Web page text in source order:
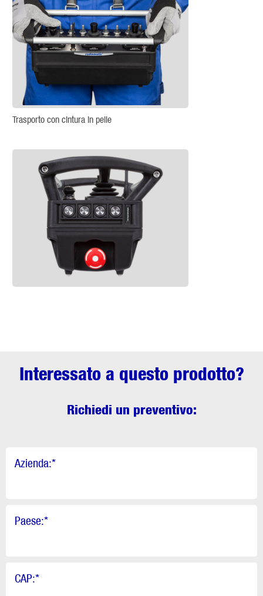
Trasporto con cintura in pelle
Interessato a questo prodotto?
Richiedi un preventivo:
Azienda:*
Paese:*
CAP:*